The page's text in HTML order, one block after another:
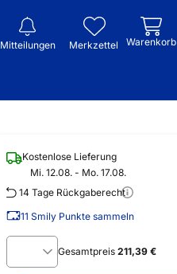
Mitteilungen Merkzettel Warenkorb
Kostenlose Lieferung
Mi. 12.08. - Mo. 17.08.
14 Tage Rückgaberecht
11 Smily Punkte sammeln
Gesamtpreis 211,39 €